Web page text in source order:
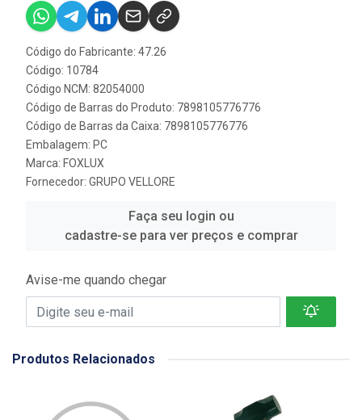
Código do Fabricante: 47.26
Código: 10784
Código NCM: 82054000
Código de Barras do Produto: 7898105776776
Código de Barras da Caixa: 7898105776776
Embalagem: PC
Marca: FOXLUX
Fornecedor: GRUPO VELLORE
Faça seu login ou
cadastre-se para ver preços e comprar
Avise-me quando chegar
Produtos Relacionados